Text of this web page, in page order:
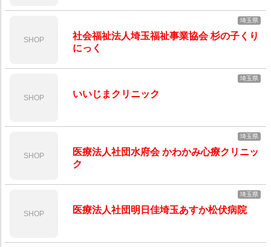
SHOP
埼玉県
社会福祉法人埼玉福祉事業協会 杉の子くり
にっく
SHOP
埼玉県
いいじまクリニック
SHOP
埼玉県
医療法人社団水府会 かわかみ心療クリニッ
ク
SHOP
埼玉県
医療法人社団明日佳埼玉あすか松伏病院